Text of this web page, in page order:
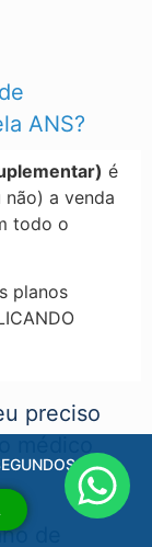
ANS?
é
a venda
todo o
planos
preciso
de